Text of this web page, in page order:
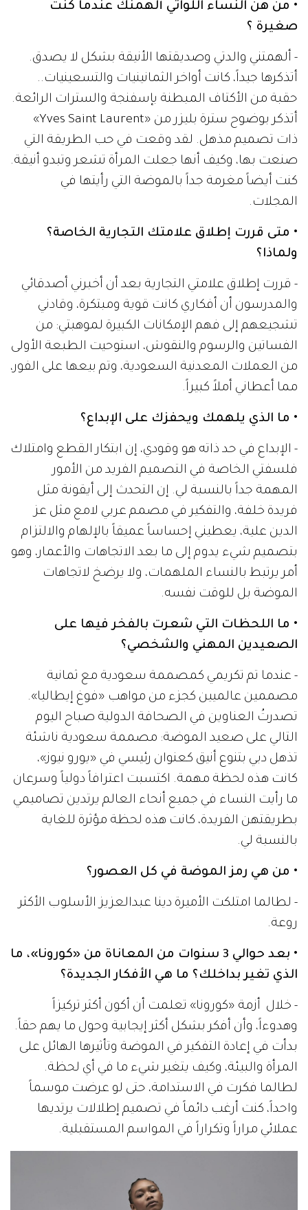
• من هن النساء اللواتي ألهمنك عندما كنت
صغيرة ؟
- ألهمتني والدتي وصديقتها الأنيقة بشكل لا يصدق.
أتذكرها جيداً، كانت أواخر الثمانينيات والتسعينيات..
حقبة من الأكتاف المبطنة بإسفنجة والسترات الرائعة.
أتذكر بوضوح سترة بليزر من «Yves Saint Laurent»
ذات تصميم مذهل. لقد وقعت في حب الطريقة التي
صنعت بها، وكيف أنها جعلت المرأة تشعر وتبدو أنيقة.
كنت أيضاً مغرمة جداً بالموضة التي رأيتها في
المجلات.
• متى قررت إطلاق علامتك التجارية الخاصة؟
ولماذا؟
- قررت إطلاق علامتي التجارية بعد أن أخبرني أصدقائي
والمدرسون أن أفكاري كانت قوية ومبتكرة، وقادني
تشجيعهم إلى فهم الإمكانات الكبيرة لموهبتي: من
الفساتين والرسوم والنقوش، استوحيت الطبعة الأولى
من العملات المعدنية السعودية، وتم بيعها على الفور،
مما أعطاني أملاً كبيراً.
• ما الذي يلهمك ويحفزك على الإبداع؟
- الإبداع في حد ذاته هو وقودي، إن ابتكار القطع وامتلاك
فلسفتي الخاصة في التصميم الفريد من الأمور
المهمة جداً بالنسبة لي. إن التحدث إلى أيقونة مثل
فريدة خلفة، والتفكير في مصمم عربي لامع مثل عز
الدين علية، يعطيني إحساساً عميقاً بالإلهام والالتزام
بتصميم شيء يدوم إلى ما بعد الاتجاهات والأعمار، وهو
أمر يرتبط بالنساء الملهمات، ولا يرضخ لاتجاهات
الموضة بل للوقت نفسه.
• ما اللحظات التي شعرت بالفخر فيها على
الصعيدين المهني والشخصي؟
- عندما تم تكريمي كمصممة سعودية مع ثمانية
مصممين عالميين كجزء من مواهب «فوغ إيطاليا».
تصدرتُ العناوين في الصحافة الدولية صباح اليوم
التالي على صعيد الموضة: مصممة سعودية ناشئة
تذهل دبي بتنوع أنيق كعنوان رئيسي في «يورو نيوز»،
كانت هذه لحظة مهمة. اكتسبت اعترافاً دولياً وسرعان
ما رأيت النساء في جميع أنحاء العالم يرتدين تصاميمي
بطريقتهن الفريدة، كانت هذه لحظة مؤثرة للغاية
بالنسبة لي.
• من هي رمز الموضة في كل العصور؟
- لطالما امتلكت الأميرة دينا عبدالعزيز الأسلوب الأكثر
روعة.
• بعد حوالي 3 سنوات من المعاناة من «كورونا»، ما
الذي تغير بداخلك؟ ما هي الأفكار الجديدة؟
- خلال أزمة «كورونا» تعلمت أن أكون أكثر تركيزاً
وهدوءاً، وأن أفكر بشكل أكثر إيجابية وحول ما يهم حقاً.
بدأت في إعادة التفكير في الموضة وتأثيرها الهائل على
المرأة والبيئة، وكيف يتغير شيء ما في أي لحظة.
لطالما فكرت في الاستدامة، حتى لو عرضت موسماً
واحداً، كنت أرغب دائماً في تصميم إطلالات يرتديها
عملائي مراراً وتكراراً في المواسم المستقبلية.